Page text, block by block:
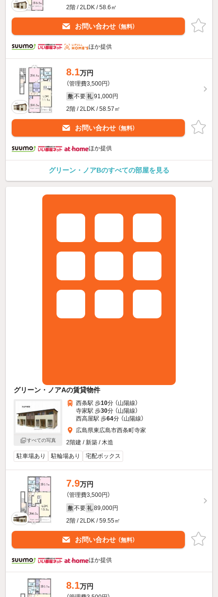
2階 / 2LDK / 58.6㎡
お問い合わせ （無料）
ほか提供
8.1万円
（管理費3,500円）
敷 不要 礼 91,000円
2階 / 2LDK / 58.57㎡
お問い合わせ （無料）
ほか提供
グリーン・ノアBのすべての部屋を見る
グリーン・ノアAの賃貸物件
すべての写真
西条駅 歩10分 （山陽線）
寺家駅 歩30分 （山陽線）
西高屋駅 歩64分 （山陽線）
広島県東広島市西条町寺家
2階建 / 新築 / 木造
駐車場あり
駐輪場あり 宅配ボックス
7.9万円
（管理費3,500円）
敷 不要 礼 89,000円
2階 / 2LDK / 59.55㎡
お問い合わせ （無料）
ほか提供
8.1万円